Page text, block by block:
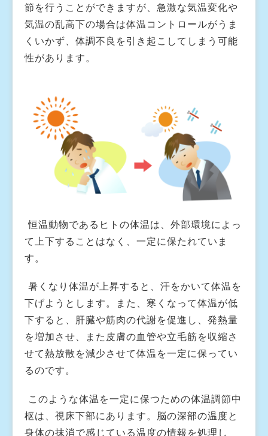
節を行うことができますが、急激な気温変化や
気温の乱高下の場合は体温コントロールがうま
くいかず、体調不良を引き起こしてしまう可能
性があります。
恒温動物であるヒトの体温は、外部環境によっ
て上下することはなく、一定に保たれていま
す。
暑くなり体温が上昇すると、汗をかいて体温を
下げようとします。また、寒くなって体温が低
下すると、肝臓や筋肉の代謝を促進し、発熱量
を増加させ、また皮膚の血管や立毛筋を収縮さ
せて熱放散を減少させて体温を一定に保ってい
るのです。
このような体温を一定に保つための体温調節中
枢は、視床下部にあります。脳の深部の温度と
身体の抹消で感じている温度の情報を処理し